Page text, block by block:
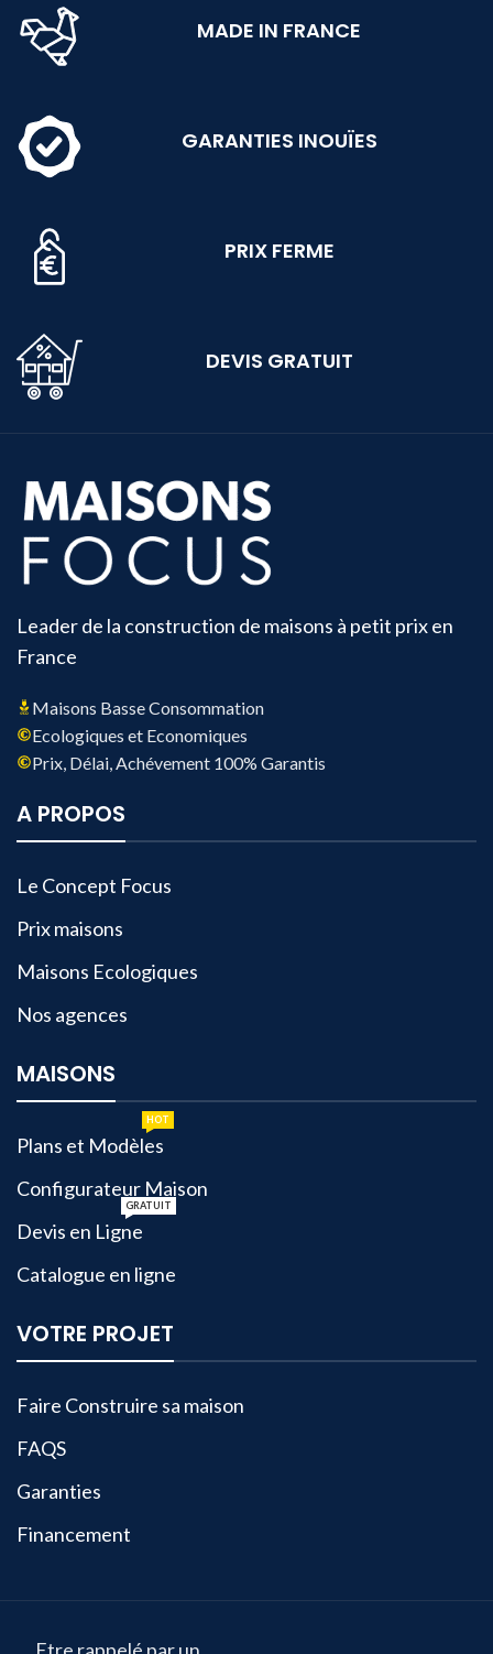
MADE IN FRANCE
GARANTIES INOUÏES
PRIX FERME
DEVIS GRATUIT
Leader de la construction de maisons à petit prix en
France
Maisons Basse Consommation
Ecologiques et Economiques
Prix, Délai, Achévement 100% Garantis
A PROPOS
Le Concept Focus
Prix maisons
Maisons Ecologiques
Nos agences
MAISONS
Plans et Modèles
HOT
Configurateur Maison
Devis en Ligne
GRATUIT
Catalogue en ligne
VOTRE PROJET
Faire Construire sa maison
FAQS
Garanties
Financement